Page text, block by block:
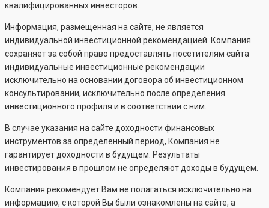
квалифицированных инвесторов.
Информация, размещенная на сайте, не является
индивидуальной инвестиционной рекомендацией. Компания
сохраняет за собой право предоставлять посетителям сайта
индивидуальные инвестиционные рекомендации
исключительно на основании договора об инвестиционном
консультировании, исключительно после определения
инвестиционного профиля и в соответствии с ним.
В случае указания на сайте доходности финансовых
инструментов за определенный период, Компания не
гарантирует доходности в будущем. Результаты
инвестирования в прошлом не определяют доходы в будущем.
Компания рекомендует Вам не полагаться исключительно на
информацию, с которой Вы были ознакомлены на сайте, а